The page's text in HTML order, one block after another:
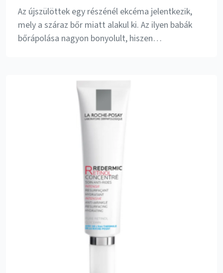
Az újszülöttek egy részénél ekcéma jelentkezik,
mely a száraz bőr miatt alakul ki. Az ilyen babák
bőrápolása nagyon bonyolult, hiszen…